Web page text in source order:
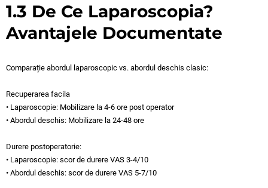
1.3 De Ce Laparoscopia?
Avantajele Documentate
Comparație abordul laparoscopic vs. abordul deschis clasic:
Recuperarea facila
• Laparoscopie: Mobilizare la 4-6 ore post operator
• Abordul deschis: Mobilizare la 24-48 ore
Durere postoperatorie:
• Laparoscopie: scor de durere VAS 3-4/10
• Abordul deschis: scor de durere VAS 5-7/10